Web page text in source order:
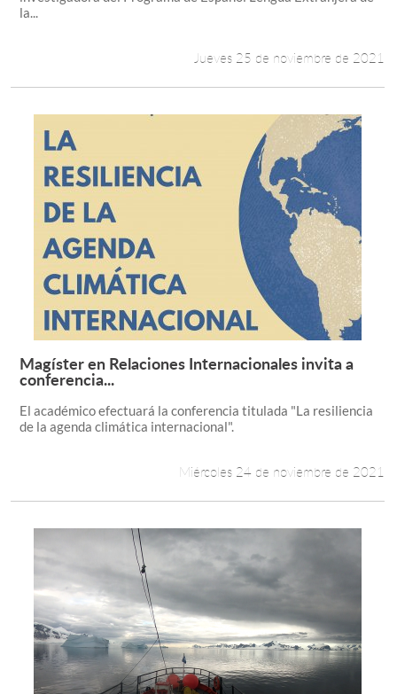
la...
Jueves 25 de noviembre de 2021
Leer más +
Magíster en Relaciones Internacionales invita a
conferencia...
El académico efectuará la conferencia titulada "La resiliencia
de la agenda climática internacional".
Miércoles 24 de noviembre de 2021